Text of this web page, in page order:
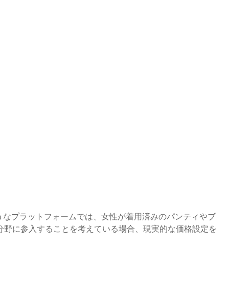
プラットフォームでは、女性が着用済みのパンティやブ
に参入することを考えている場合、現実的な価格設定を